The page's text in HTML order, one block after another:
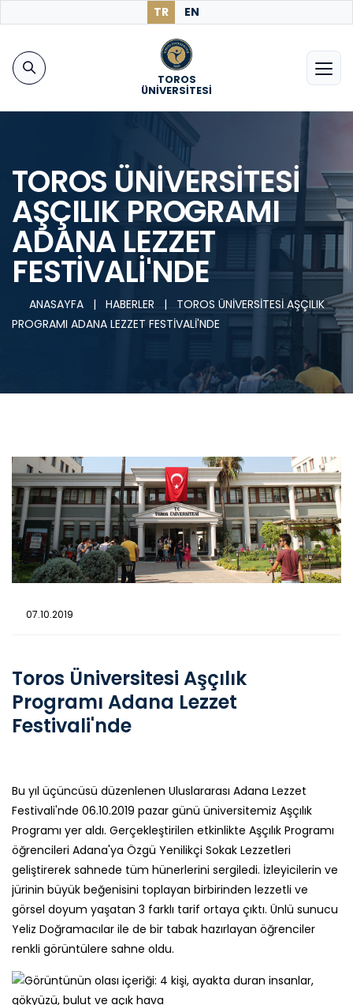
TR EN
TOROS
ÜNİVERSİTESİ
TOROS ÜNİVERSİTESİ
AŞÇILIK PROGRAMI
ADANA LEZZET
FESTİVALİ'NDE
ANASAYFA | HABERLER |
TOROS ÜNİVERSİTESİ AŞÇILIK
PROGRAMI ADANA LEZZET FESTİVALİ'NDE
07.10.2019
Toros Üniversitesi Aşçılık
Programı Adana Lezzet
Festivali'nde
Bu yıl üçüncüsü düzenlenen Uluslararası Adana Lezzet
Festivali'nde 06.10.2019 pazar günü üniversitemiz Aşçılık
Programı yer aldı. Gerçekleştirilen etkinlikte Aşçılık Programı
öğrencileri Adana'ya Özgü Yenilikçi Sokak Lezzetleri
geliştirerek sahnede tüm hünerlerini sergiledi. İzleyicilerin ve
jürinin büyük beğenisini toplayan birbirinden lezzetli ve
görsel doyum yaşatan 3 farklı tarif ortaya çıktı. Ünlü sunucu
Yeliz Doğramacılar ile de bir tabak hazırlayan öğrenciler
renkli görüntülere sahne oldu.